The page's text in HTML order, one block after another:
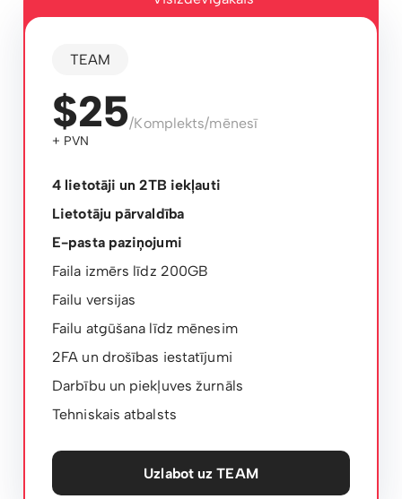
TEAM
$25/Komplekts/mēnesī
+ PVN
4 lietotāji un 2TB iekļauti
Lietotāju pārvaldība
E-pasta paziņojumi
Faila izmērs līdz 200GB
Failu versijas
Failu atgūšana līdz mēnesim
2FA un drošības iestatījumi
Darbību un piekļuves žurnāls
Tehniskais atbalsts
Uzlabot uz TEAM